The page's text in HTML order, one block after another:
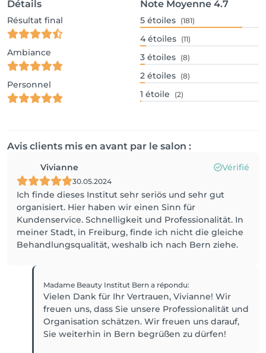
Détails
Résultat final
Ambiance
Personnel
Note Moyenne 4.7
5 étoiles (181)
4 étoiles (11)
3 étoiles (8)
2 étoiles (8)
1 étoile (2)
Avis clients mis en avant par le salon :
Vivianne Vérifié
30.05.2024
Ich finde dieses Institut sehr seriös und sehr gut
organisiert. Hier haben wir einen Sinn für
Kundenservice. Schnelligkeit und Professionalität. In
meiner Stadt, in Freiburg, finde ich nicht die gleiche
Behandlungsqualität, weshalb ich nach Bern ziehe.
Madame Beauty Institut Berna répondu:
Vielen Dank für Ihr Vertrauen, Vivianne! Wir
freuen uns, dass Sie unsere Professionalität und
Organisation schätzen. Wir freuen uns darauf,
Sie weiterhin in Bern begrüßen zu dürfen!